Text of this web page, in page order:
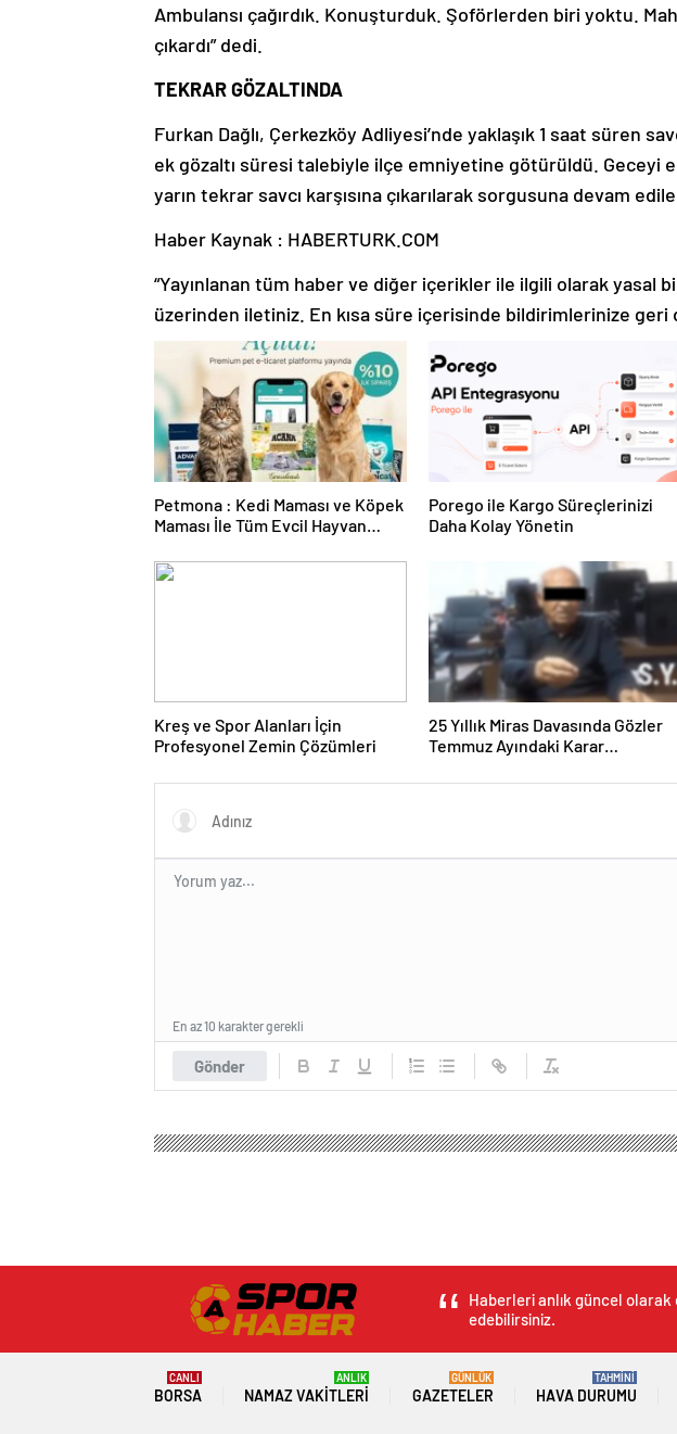
Ambulansı çağırdık. Konuşturduk. Şoförlerden biri yoktu.
çıkardı” dedi.
TEKRAR GÖZALTINDA
Furkan Dağlı, Çerkezköy Adliyesi’nde yaklaşık 1 saat süren
ek gözaltı süresi talebiyle ilçe emniyetine götürüldü. Geceyi
yarın tekrar savcı karşısına çıkarılarak sorgusuna devam
Haber Kaynak : HABERTURK.COM
“Yayınlanan tüm haber ve diğer içerikler ile ilgili olarak yasal
üzerinden iletiniz. En kısa süre içerisinde bildirimlerinize geri
Petmona : Kedi Maması ve Köpek
Maması İle Tüm Evcil Hayvan
Porego ile Kargo Süreçlerinizi
Daha Kolay Yönetin
Kreş ve Spor Alanları İçin
Profesyonel Zemin Çözümleri
25 Yıllık Miras Davasında Gözler
Temmuz Ayındaki Karar
Gönder
En az 10 karakter gerekli
Özel hastaneye silahlı saldırının nedeni ortaya çıktı: 1’i
Özel hastaneye silahlı
gözaltı